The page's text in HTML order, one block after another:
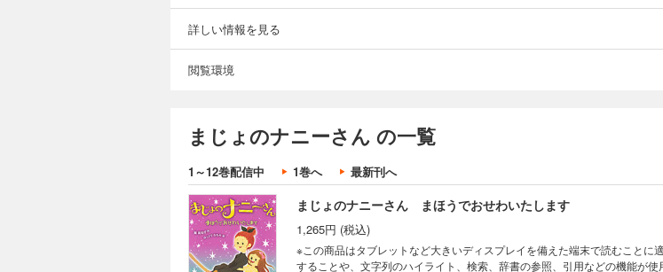
詳しい情報を見る
閲覧環境
まじょのナニーさん の一覧
1～12巻配信中 1巻へ 最新刊へ
まじょのナニーさん まほうでおせわいたします
1,265円 (税込)
※この商品はタブレットなど大きいディスプレイを備えた端末で読むことに
することや、文字列のハイライト、検索、辞書の参照、引用などの機能が使用できません。 楽